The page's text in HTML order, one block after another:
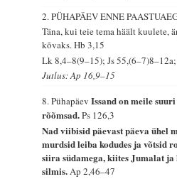
2. PÜHAPÄEV ENNE
Täna, kui teie tema häält kuulete,
kõvaks.Hb 3,15
Lk 8,4–8(9–15); Js 55,(6–7)8–12a;
Jutlus: Ap 16,9–15
8. PühapäevIssand on meile
rõõmsad.Ps 126,3
Nad viibisid päevast päeva ühel
murdsid leiba kodudes ja võtsid
siira südamega, kiites Jumalat
silmis.Ap 2,46–47